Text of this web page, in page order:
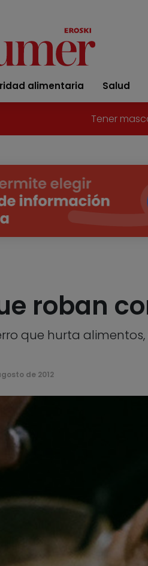
alimentaria Salud
Tener
roban
que hurta
de 2012